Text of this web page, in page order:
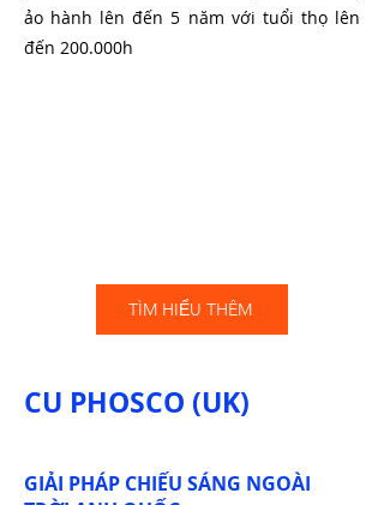
ảo hành lên đến 5 năm với tuổi thọ lên
đến 200.000h
TÌM HIỂU THÊM
CU PHOSCO (UK)
GIẢI PHÁP CHIẾU SÁNG NGOÀI